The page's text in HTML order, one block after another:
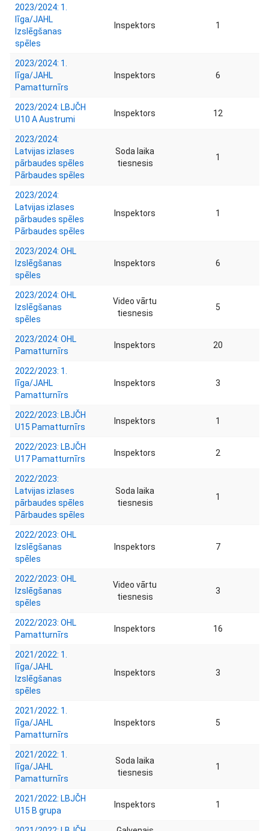
2023/2024: 1.
līga/JAHL
Izslēgšanas
spēles
Inspektors 1
2023/2024: 1.
līga/JAHL
Pamatturnīrs
Inspektors 6
2023/2024: LBJČH
U10 A Austrumi
Inspektors 12
2023/2024:
Latvijas izlases
pārbaudes spēles
Pārbaudes spēles
Soda laika
tiesnesis
1
2023/2024:
Latvijas izlases
pārbaudes spēles
Pārbaudes spēles
Inspektors 1
2023/2024: OHL
Izslēgšanas
spēles
Inspektors 6
2023/2024: OHL
Izslēgšanas
spēles
Video vārtu
tiesnesis
5
2023/2024: OHL
Pamatturnīrs
Inspektors 20
2022/2023: 1.
līga/JAHL
Pamatturnīrs
Inspektors 3
2022/2023: LBJČH
U15 Pamatturnīrs
Inspektors 1
2022/2023: LBJČH
U17 Pamatturnīrs
Inspektors 2
2022/2023:
Latvijas izlases
pārbaudes spēles
Pārbaudes spēles
Soda laika
tiesnesis
1
2022/2023: OHL
Izslēgšanas
spēles
Inspektors 7
2022/2023: OHL
Izslēgšanas
spēles
Video vārtu
tiesnesis
3
2022/2023: OHL
Pamatturnīrs
Inspektors 16
2021/2022: 1.
līga/JAHL
Izslēgšanas
spēles
Inspektors 3
2021/2022: 1.
līga/JAHL
Pamatturnīrs
Inspektors 5
2021/2022: 1.
līga/JAHL
Pamatturnīrs
Soda laika
tiesnesis
1
2021/2022: LBJČH
U15 B grupa
Inspektors 1